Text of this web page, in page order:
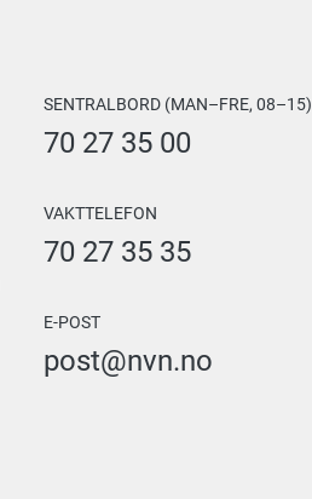
SENTRALBORD (MAN–FRE, 08–15)
70 27 35 00
VAKTTELEFON
70 27 35 35
E-POST
post@nvn.no